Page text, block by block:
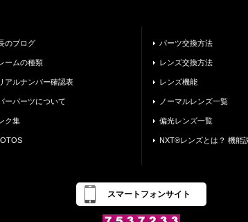
のブログ
ームの種類
アルナンバー確認表
ーパーツについて
ク集
パーツ交換方法
レンズ交換方法
レンズ機能
ノーマルレンズ一覧
偏光レンズ一覧
NXT®レンズとは？ 機能
スマートフォンサイト